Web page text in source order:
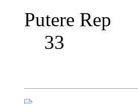
Putere Rep
33